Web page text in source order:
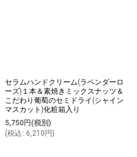
セラムハンドクリーム(ラベンダーロ
ーズ)１本＆素焼きミックスナッツ＆
こだわり葡萄のセミドライ(シャイン
マスカット)化粧箱入り
5,750円 (税別)
(税込 : 6,210 円)